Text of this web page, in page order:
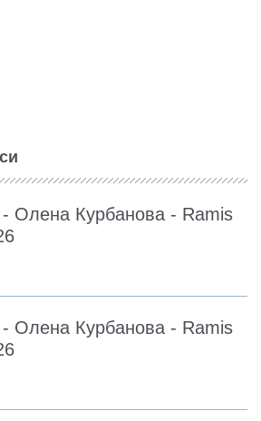
Олена Курбанова - Ramis
Олена Курбанова - Ramis